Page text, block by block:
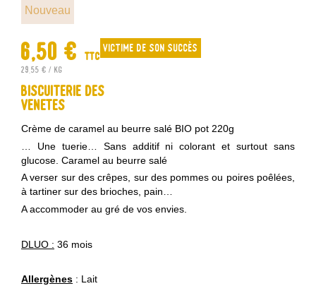
Nouveau
6,50 € TTC
29,55 € / kg
Victime de son succès
Biscuiterie des
Venetes
Crème de caramel au beurre salé BIO pot 220g
… Une tuerie… Sans additif ni colorant et surtout sans
glucose. Caramel au beurre salé
A verser sur des crêpes, sur des pommes ou poires poêlées,
à tartiner sur des brioches, pain…
A accommoder au gré de vos envies.
DLUO : 36 mois
Allergènes : Lait